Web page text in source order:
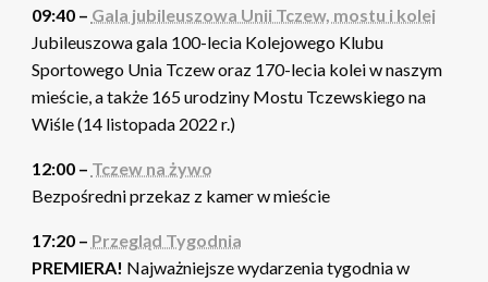
09:40 – Gala jubileuszowa Unii Tczew, mostu i kolei
Jubileuszowa gala 100-lecia Kolejowego Klubu
Sportowego Unia Tczew oraz 170-lecia kolei w naszym
mieście, a także 165 urodziny Mostu Tczewskiego na
Wiśle (14 listopada 2022 r.)
12:00 – Tczew na żywo
Bezpośredni przekaz z kamer w mieście
17:20 – Przegląd Tygodnia
PREMIERA! Najważniejsze wydarzenia tygodnia w